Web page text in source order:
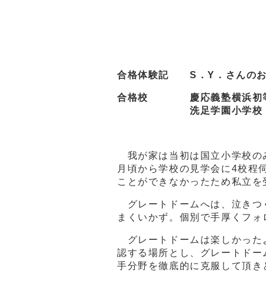
合格体験記 S．Y．さんのお
合格校 慶応義塾横浜初
洗足学園小学校
我が家は当初は国立小学校の
月頃から学校の見学会に4校程
ことができなかったため私立
グレートドームへは、泣きつ
まくいかず。個別で手厚くフ
グレートドームは楽しかった
認する場所とし、グレートド
手分野を徹底的に克服して頂き